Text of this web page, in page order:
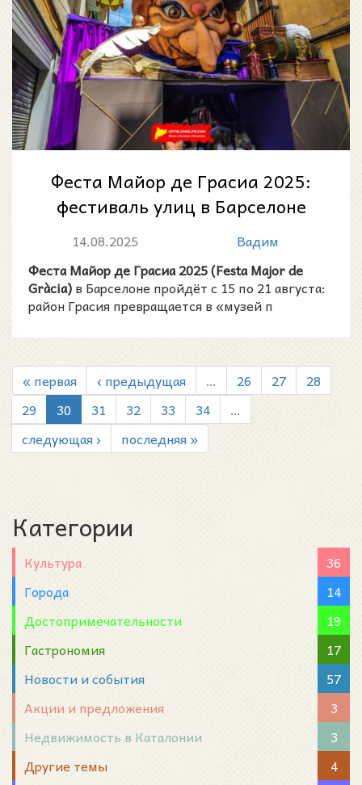
Феста Майор де Грасиа 2025:
фестиваль улиц в Барселоне
14.08.2025
Вадим
Феста Майор де Грасиа 2025 (Festa Major de
Gràcia)в Барселоне пройдёт с 15 по 21 августа:
район Грасия превращается в «музей п
« первая ‹ предыдущая … 26 27
28
29
30 31 32 33 34
…
следующая ›
последняя »
Категории
Культура
36
Города
14
Достопримечательности
19
Гастрономия
17
Новости и события
57
Акции и предложения
3
Недвижимость в Каталонии
3
Другие темы
4